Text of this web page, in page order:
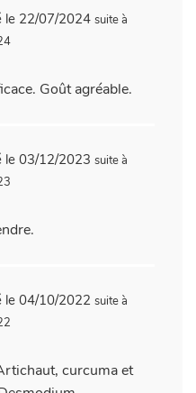
le 22/07/2024suite à
Goût agréable.
le 03/12/2023suite à
le 04/10/2022suite à
curcuma et